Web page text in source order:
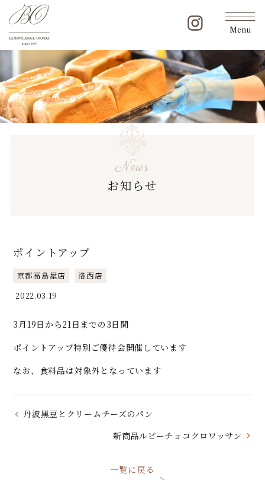
Menu
News
お知らせ
ポイントアップ
京都高島屋店
洛西店
2022.03.19
3月19日から21日までの3日間
ポイントアップ特別ご優待会開催しています
なお、食料品は対象外となっています
丹波黒豆とクリームチーズのパン
新商品ルビーチョコクロワッサン
一覧に戻る